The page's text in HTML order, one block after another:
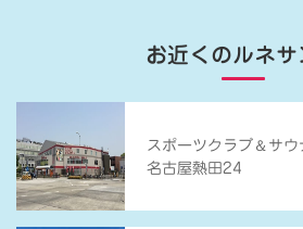
お近くのルネサ
スポーツクラブ ＆ サウ
名古屋熱田24